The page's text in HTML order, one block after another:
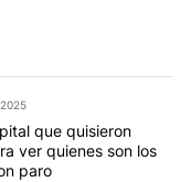
que quisieron
ver quienes son los
paro